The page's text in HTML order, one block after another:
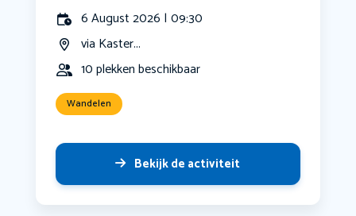
6 August 2026 | 09:30
via Kaster...
10 plekken beschikbaar
Wandelen
Bekijk de activiteit